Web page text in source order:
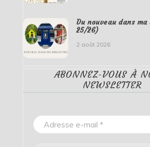
Du nouveau dans
25/26)
2 août 2026
ABONNEZ-VOUS À
NEWSLETTER